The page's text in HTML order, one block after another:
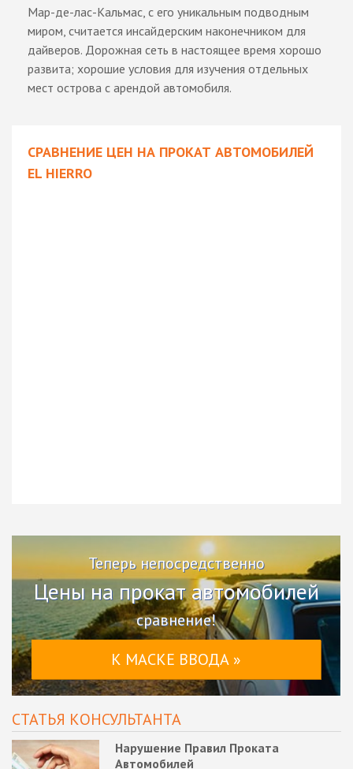
Мар-де-лас-Кальмас, с его уникальным подводным
миром, считается инсайдерским наконечником для
дайверов. Дорожная сеть в настоящее время хорошо
развита; хорошие условия для изучения отдельных
мест острова с арендой автомобиля.
СРАВНЕНИЕ ЦЕН НА ПРОКАТ АВТОМОБИЛЕЙ
EL HIERRO
Теперь непосредственно
Цены на прокат автомобилей
сравнение!
К МАСКЕ ВВОДА »
СТАТЬЯ КОНСУЛЬТАНТА
Нарушение Правил Проката
Автомобилей